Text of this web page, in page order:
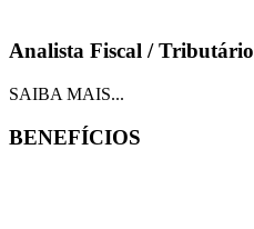
Analista Fiscal / Tributário
SAIBA MAIS...
BENEFÍCIOS